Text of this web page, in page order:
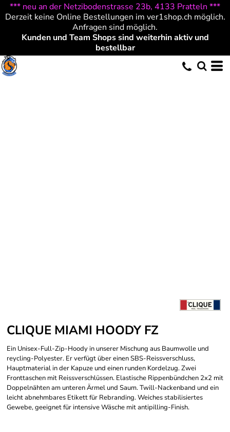
*** neu an der Netzibodenstrasse 23b, 4133 Pratteln ***
Derzeit keine Online Bestellungen im ver1shop.ch möglich.
Anfragen sind möglich.
Kunden und Team Shops sind weiterhin aktiv und
bestellbar
CLIQUE MIAMI HOODY FZ
Ein Unisex-Full-Zip-Hoody in unserer Mischung aus Baumwolle und
reycling-Polyester. Er verfügt über einen SBS-Reissverschluss,
Hauptmaterial in der Kapuze und einen runden Kordelzug. Zwei
Fronttaschen mit Reissverschlüssen. Elastische Rippenbündchen 2x2 mit
Doppelnähten am unteren Ärmel und Saum. Twill-Nackenband und ein
leicht abnehmbares Etikett für Rebranding. Weiches stabilisiertes
Gewebe, geeignet für intensive Wäsche mit antipilling-Finish.